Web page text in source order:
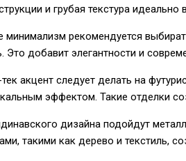
и грубая текстура
минимализм рекомендуется
добавит элегантности и
акцент следует делать на
эффектом. Такие отделки
дизайна подойдут
такими как дерево и текстиль,